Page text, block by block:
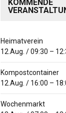
KOMMENDE
Heimatverein
12.Aug. /09:30 –
Kompostcontainer
12.Aug. / 16:00 –
Wochenmarkt